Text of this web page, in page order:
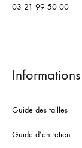
03 21 99 50 00
Informations
Guide des tailles
Guide d’entretien